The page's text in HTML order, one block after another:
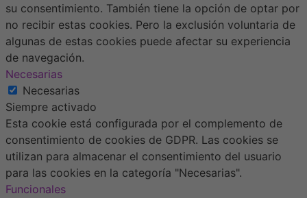
su consentimiento. También tiene la opción de optar por
no recibir estas cookies. Pero la exclusión voluntaria de
algunas de estas cookies puede afectar su experiencia
de navegación.
Necesarias
Necesarias
Siempre activado
Esta cookie está configurada por el complemento de
consentimiento de cookies de GDPR. Las cookies se
utilizan para almacenar el consentimiento del usuario
para las cookies en la categoría "Necesarias".
Funcionales